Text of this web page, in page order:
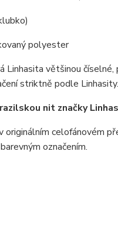
polyester
Linhasita většinou
striktně podle Linhasity.
nit značky
originálním celofánovém
označením.